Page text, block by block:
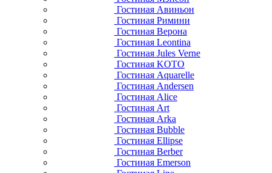
Гостиная Авиньон
Гостиная Римини
Гостиная Верона
Гостиная Leontina
Гостиная Jules Verne
Гостиная KOTO
Гостиная Aquarelle
Гостиная Andersen
Гостиная Alice
Гостиная Art
Гостиная Arka
Гостиная Bubble
Гостиная Ellipse
Гостиная Berber
Гостиная Emerson